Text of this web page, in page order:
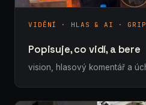
VIDĚNÍ · HLAS & AI ·
Popisuje, co vidí, a bere
vision, hlasový komentář a